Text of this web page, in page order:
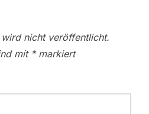
nicht veröffentlicht.
mit *markiert